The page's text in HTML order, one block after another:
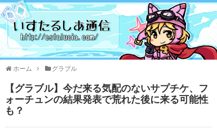
ホーム グラブル
【グラブル】今だ来る気配のないサプチケ、フ
ォーチュンの結果発表で荒れた後に来る可能性
も？